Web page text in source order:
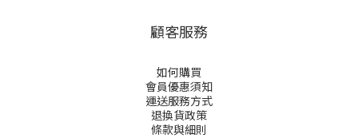
顧客服務
如何購買
會員優惠須知
運送服務方式
退換貨政策
條款與細則